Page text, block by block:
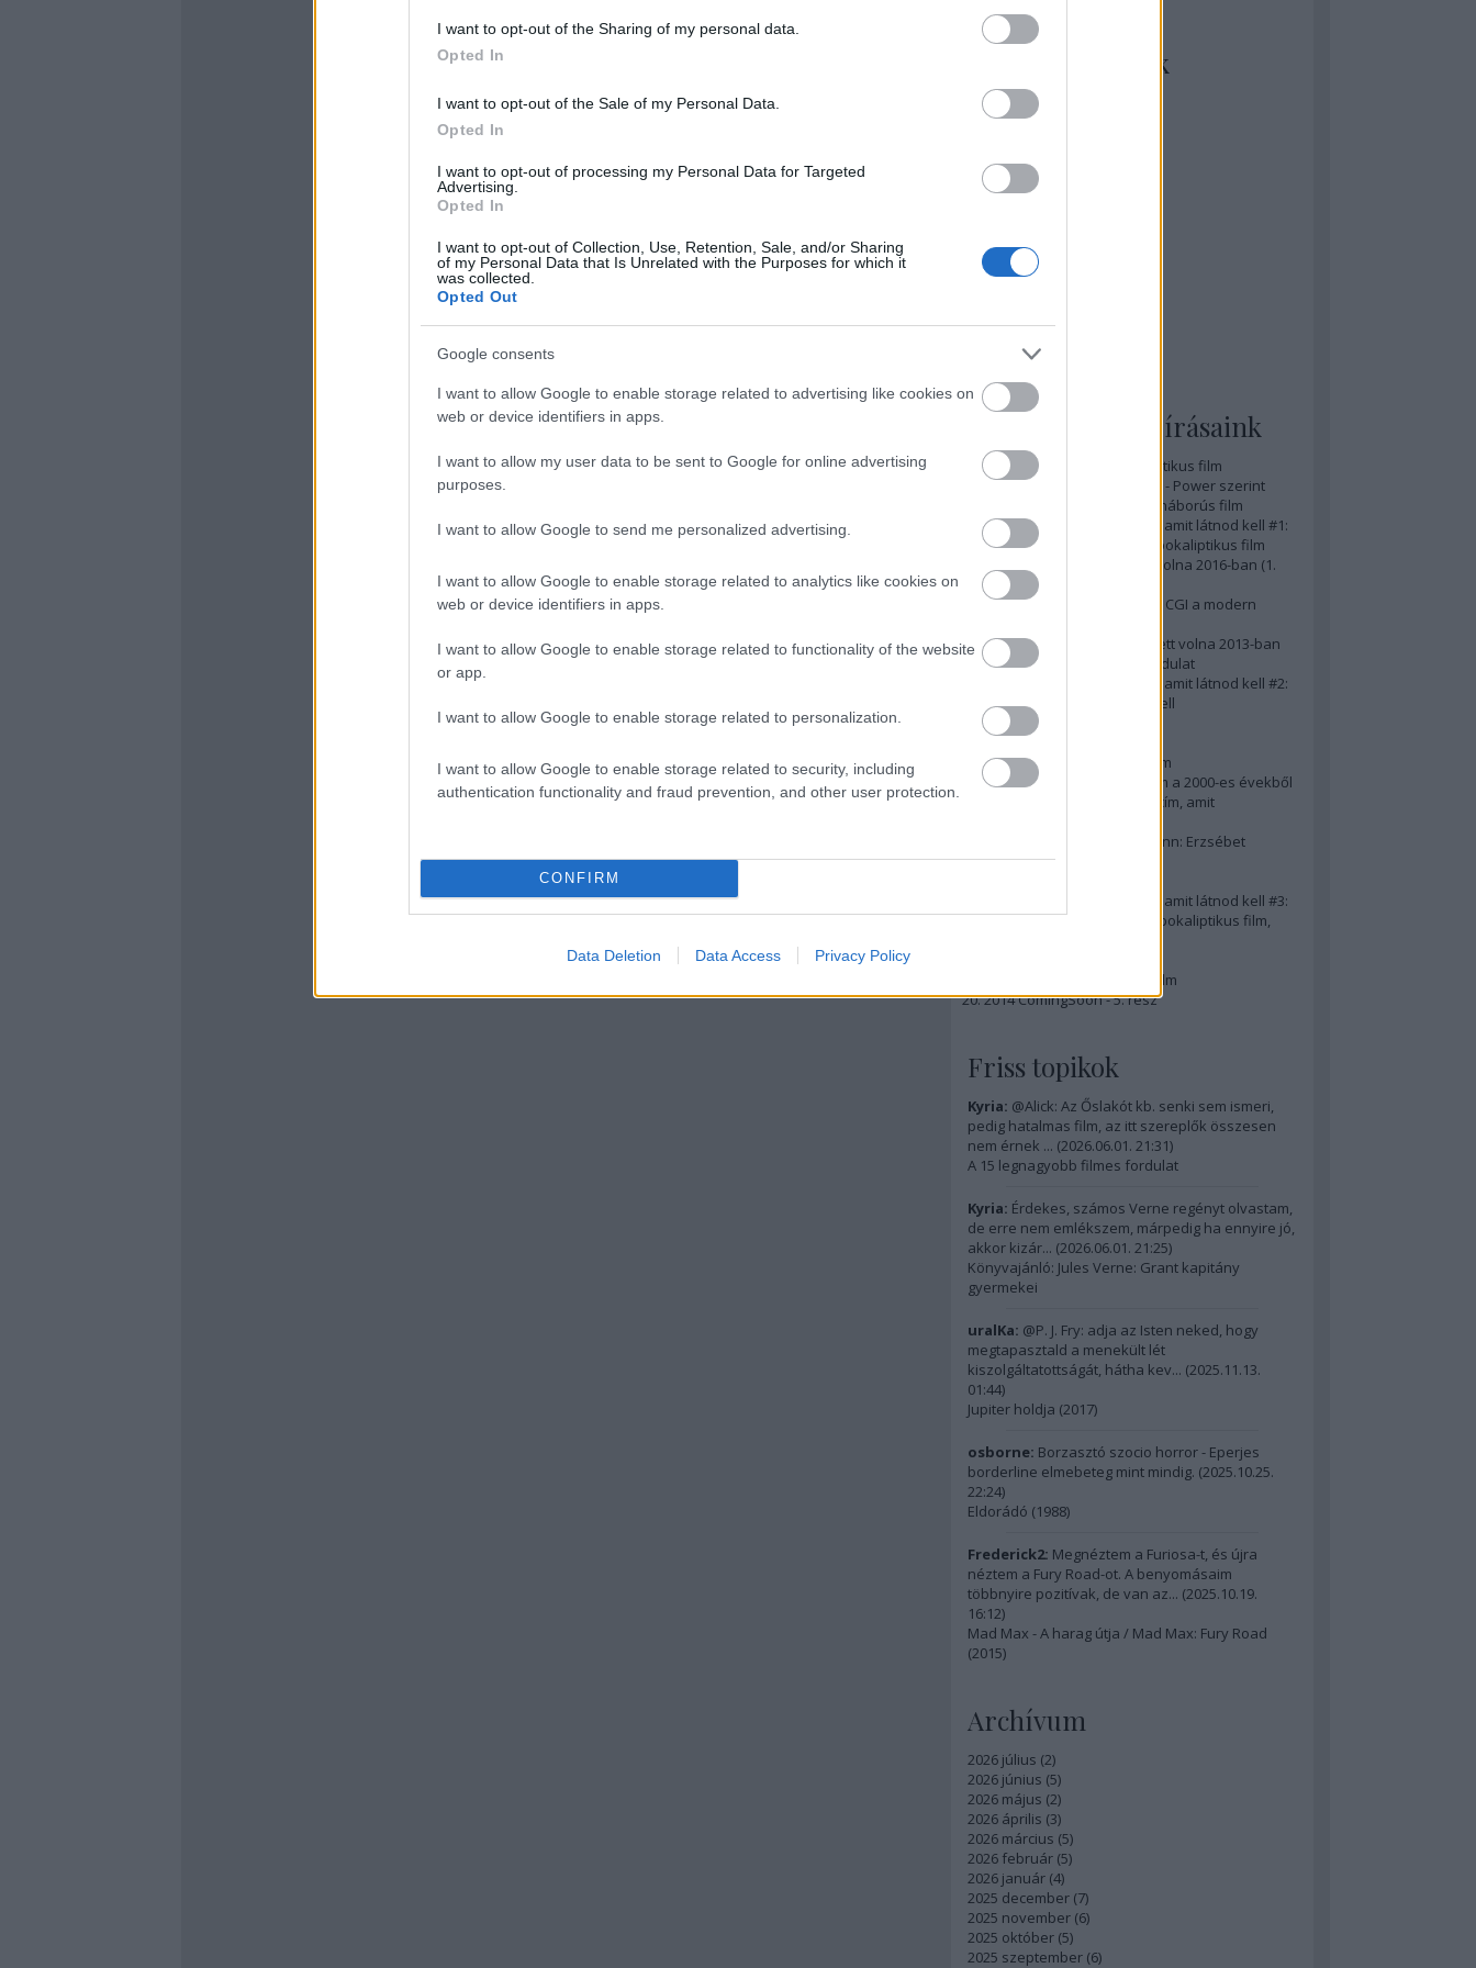
I want to opt-out of the Sharing of my personal data.
Opted In
I want to opt-out of the Sale of my Personal Data.
Opted In
I want to opt-out of processing my Personal Data for Targeted
Advertising.
Opted In
I want to opt-out of Collection, Use, Retention, Sale, and/or Sharing
of my Personal Data that Is Unrelated with the Purposes for which it
was collected.
Opted Out
Google consents
I want to allow Google to enable storage related to advertising like cookies on
web or device identifiers in apps.
I want to allow my user data to be sent to Google for online advertising
purposes.
I want to allow Google to send me personalized advertising.
I want to allow Google to enable storage related to analytics like cookies on
web or device identifiers in apps.
I want to allow Google to enable storage related to functionality of the website
or app.
I want to allow Google to enable storage related to personalization.
I want to allow Google to enable storage related to security, including
authentication functionality and fraud prevention, and other user protection.
CONFIRM
Data Deletion Data Access Privacy Policy
Akiket szívesen
nézünk/olvasunk
Borosta szerint
DarkSide Joint
Filmbook
Filmtrailer
Mozi Mánia app
Nézze meg az ember!
Jus & Calzone
A legolvasottabb írásaink
A 20 legjobb posztapokaliptikus film
A 15 legjobb időutazós film - Power szerint
A 10 legjobb második világháborús film
50 posztapokaliptikus film, amit látnod kell #1:
A 10 legkreatívabb posztapokaliptikus film
20 film, amit látnod kellett volna 2016-ban (1.
rész)
Ezért néz ki borzasztóan a CGI a modern
15(+1) film, amit látnod kellett volna 2013-ban
A 15 legnagyobb filmes fordulat
50 posztapokaliptikus film, amit látnod kell #2:
10 zombifilm, amit látnod kell
A 10 legjobb gengszterfilm
A 10 legjobb Brad Pitt-film
A 10 legjobb Mel Gibson-film
Az igazi 10 legjobb akciófilm a 2000-es évekből
10 iszonyatos magyar filmcím, amit
Könyvkritika: Brigitte Hamann: Erzsébet
királyné (2019)
50 posztapokaliptikus film, amit látnod kell #3:
10 (nem is annyira) posztapokaliptikus film,
A 10 legjobb Matt Damon-film
2014 ComingSoon - 5. rész
Friss topikok
Kyria: @Alick: Az Őslakót kb. senki sem ismeri,
pedig hatalmas film, az itt szereplők összesen
nem érnek ... (2026.06.01. 21:31)
A 15 legnagyobb filmes fordulat
Kyria: Érdekes, számos Verne regényt olvastam,
de erre nem emlékszem, márpedig ha ennyire jó,
akkor kizár... (2026.06.01. 21:25)
Könyvajánló: Jules Verne: Grant kapitány
gyermekei
uralKa: @P. J. Fry: adja az Isten neked, hogy
megtapasztald a menekült lét
kiszolgáltatottságát, hátha kev... (2025.11.13.
01:44)
Jupiter holdja (2017)
osborne: Borzasztó szocio horror - Eperjes
borderline elmebeteg mint mindig. (2025.10.25.
22:24)
Eldorádó (1988)
Frederick2: Megnéztem a Furiosa-t, és újra
néztem a Fury Road-ot. A benyomásaim
többnyire pozitívak, de van az... (2025.10.19.
16:12)
Mad Max - A harag útja / Mad Max: Fury Road
(2015)
Archívum
2026 július (2)
2026 június (5)
2026 május (2)
2026 április (3)
2026 március (5)
2026 február (5)
2026 január (4)
2025 december (7)
2025 november (6)
2025 október (5)
2025 szeptember (6)